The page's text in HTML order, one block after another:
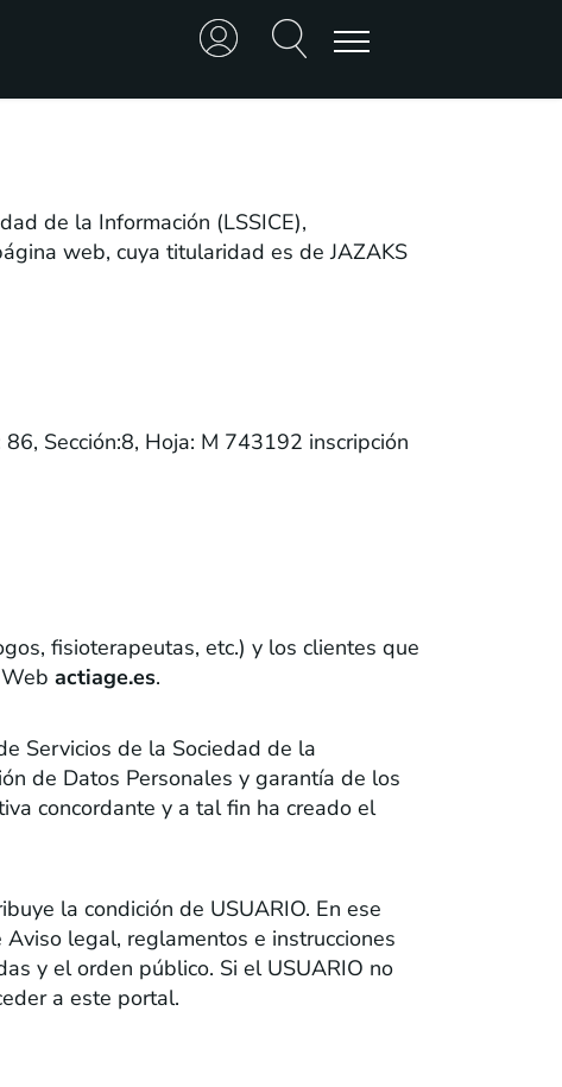
de la Información (LSSICE),
web, cuya titularidad es de JAZAKS
Sección:8, Hoja: M 743192 inscripción
fisioterapeutas, etc.) y los clientes que
actiage.es.
Servicios de la Sociedad de la
de Datos Personales y garantía de los
concordante y a tal fin ha creado el
la condición de USUARIO. En ese
legal, reglamentos e instrucciones
y el orden público. Si el USUARIO no
a este portal.